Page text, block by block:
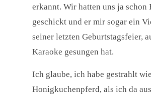
erkannt. Wir hatten uns ja schon
geschickt und er mir sogar ein
seiner letzten Geburtstagsfeier,
Karaoke gesungen hat.
Ich glaube, ich habe gestrahlt
Honigkuchenpferd, als ich da